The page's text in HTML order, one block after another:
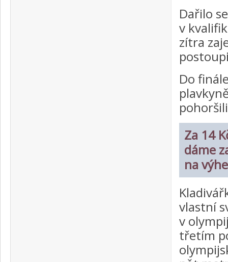
Dařilo
v
zítra
Do
Za 14
dáme
na
vlastní
v
třetím